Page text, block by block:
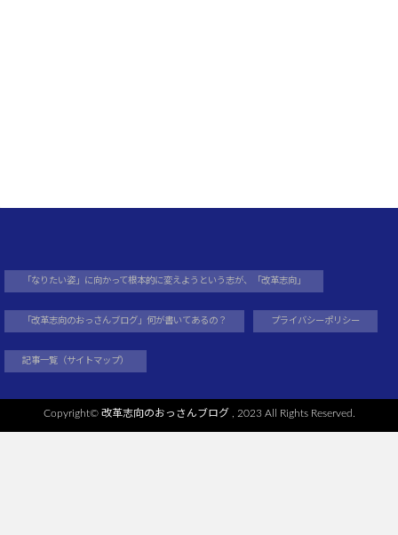
「なりたい姿」に向かって根本的に変えようという志が、「改革志向」
「改革志向のおっさんブログ」何が書いてあるの？ プライバシーポリシー
記事一覧（サイトマップ）
Copyright© 改革志向のおっさんブログ, 2023 All Rights Reserved.